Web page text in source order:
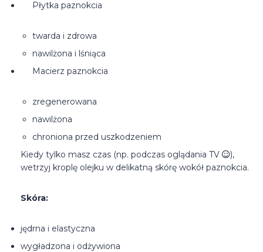
Płytka paznokcia
twarda i zdrowa
nawilżona i lśniąca
Macierz paznokcia
zregenerowana
nawilżona
chroniona przed uszkodzeniem
Kiedy tylko masz czas (np. podczas oglądania TV
),
wetrzyj kroplę olejku w delikatną skórę wokół paznokcia.
Skóra:
jędrna i elastyczna
wygładzona i odżywiona